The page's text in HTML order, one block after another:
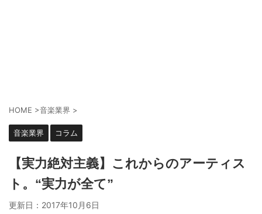
HOME >音楽業界 >
音楽業界 コラム
【実力絶対主義】これからのアーティス
ト。“実力が全て”
更新日： 2017年10月6日